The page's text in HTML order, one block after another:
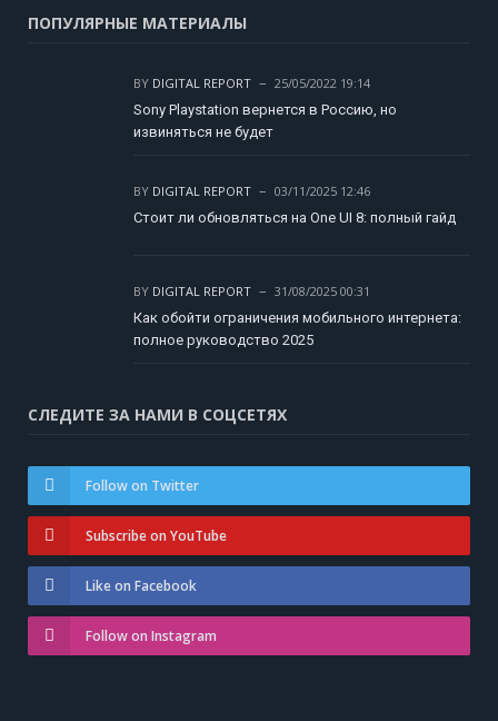
ПОПУЛЯРНЫЕ МАТЕРИАЛЫ
BY DIGITAL REPORT
25/05/2022 19:14
Sony Playstation вернется в Россию, но
извиняться не будет
BY DIGITAL REPORT
03/11/2025 12:46
Стоит ли обновляться на One UI 8: полный гайд
BY DIGITAL REPORT
31/08/2025 00:31
Как обойти ограничения мобильного интернета:
полное руководство 2025
СЛЕДИТЕ ЗА НАМИ В СОЦСЕТЯХ
Follow on Twitter
Subscribe on YouTube
Like on Facebook
Follow on Instagram